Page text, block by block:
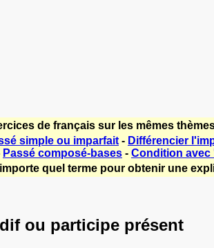
de français sur les mêmes thèmes
simple ou imparfait - Différencier
Passé composé-bases - Condition avec
quel terme pour obtenir une
ou participe présent